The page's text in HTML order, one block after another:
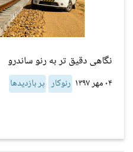
نگاهی دقیق تر به رنو ساندرو
۰۴ مهر ۱۳۹۷ رنوکار پر بازدیدها